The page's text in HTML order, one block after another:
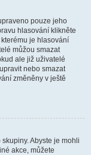
pouze jeho
hlasování klikněte
je hlasování
můžou smazat
ale již uživatelé
nebo smazat
změněny v ještě
Abyste je mohli
akce, můžete